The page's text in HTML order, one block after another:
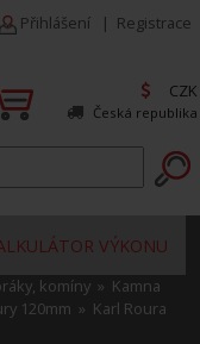
Přihlášení | Registrace
CZK
Česká republika
VÝKONU
komíny » Kamna
120mm » Karl Roura